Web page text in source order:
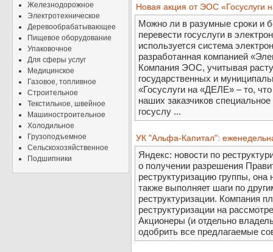
Железнодорожное
Электротехническое
Деревообрабатывающее
Пищевое оборудование
Упаковочное
Для сферы услуг
Медицинское
Газовое, топливное
Строительное
Текстильное, швейное
Машиностроительное
Холодильное
Грузоподъемное
Сельскохозяйственное
Подшипники
Новая акция от ЭОС «Госуслуги
Можно ли в разумные сроки и
перевести госуслуги в
используется система
разработанная компанией
Компания ЭОС, учитывая
государственных и
«Госуслуги на «ДЕЛЕ» – то,
наших заказчиков
госуслу ...
УК "Альфа-Капитал":
Яндекс: новости по
о получении разрешения
реструктуризацию группы,
также выполняет шаги по
реструктуризации. Компания
реструктуризации на
Акционеры (и отдельно
одобрить все предлагаемые